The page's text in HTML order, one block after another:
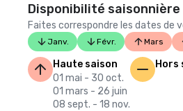
Disponibilité saisonnière
Faites correspondre les dates de
Janv. Févr. Mars
Haute saison
01 mai - 30 oct.
01 mars - 26 juin
08 sept. - 18 nov.
Hors